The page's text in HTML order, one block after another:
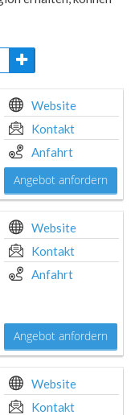
Website
Kontakt
Anfahrt
Angebot anfordern
Website
Kontakt
Anfahrt
Angebot anfordern
Website
Kontakt